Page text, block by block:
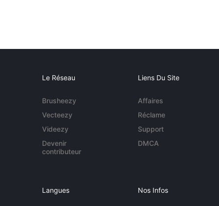
Le Réseau
Brusheezy
Vecteezy
Videezy
Devenir
contributeur
Liens Du Site
Affaires
Réclame
Support
DMCA
Langues Nos Infos